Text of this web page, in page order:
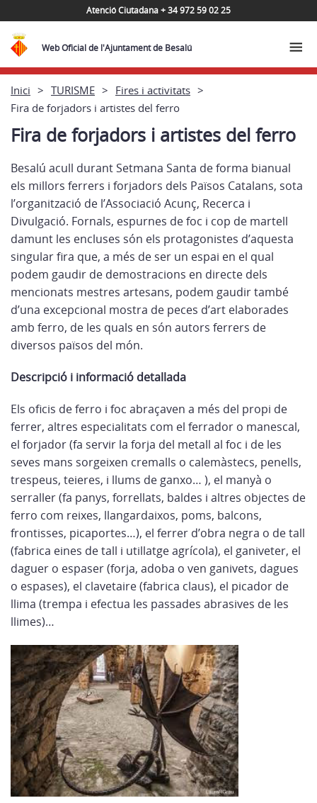
Atenció Ciutadana + 34 972 59 02 25
Web Oficial de l'Ajuntament de Besalú
Inici TURISME
Fires i activitats
Fira de forjadors i artistes del ferro
Fira de forjadors i artistes del ferro
Besalú acull durant Setmana Santa de forma bianual
els millors ferrers i forjadors dels Països Catalans, sota
l’organització de l’Associació Acunç, Recerca i
Divulgació. Fornals, espurnes de foc i cop de martell
damunt les encluses són els protagonistes d’aquesta
singular fira que, a més de ser un espai en el qual
podem gaudir de demostracions en directe dels
mencionats mestres artesans, podem gaudir també
d’una excepcional mostra de peces d’art elaborades
amb ferro, de les quals en són autors ferrers de
diversos països del món.
Descripció i informació detallada
Els oficis de ferro i foc abraçaven a més del propi de
ferrer, altres especialitats com el ferrador o manescal,
el forjador (fa servir la forja del metall al foc i de les
seves mans sorgeixen cremalls o calemàstecs, penells,
trespeus, teieres, i llums de ganxo… ), el manyà o
serraller (fa panys, forrellats, baldes i altres objectes de
ferro com reixes, llangardaixos, poms, balcons,
frontisses, picaportes…), el ferrer d’obra negra o de tall
(fabrica eines de tall i utillatge agrícola), el ganiveter, el
daguer o espaser (forja, adoba o ven ganivets, dagues
o espases), el clavetaire (fabrica claus), el picador de
llima (trempa i efectua les passades abrasives de les
llimes)…